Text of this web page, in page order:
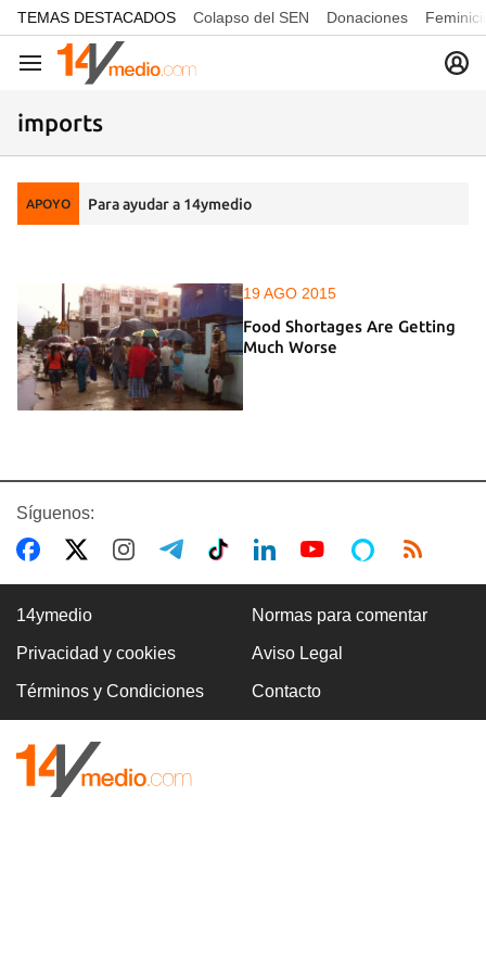
common.go-to-content
TEMAS DESTACADOS Colapso del SEN Donaciones
Navegación
imports
APOYO Para ayudar a 14ymedio
19 AGO 2015
Food Shortages Are Getting
Much Worse
Síguenos:
14ymedio Normas para comentar
Privacidad y cookies Aviso Legal
Términos y Condiciones Contacto